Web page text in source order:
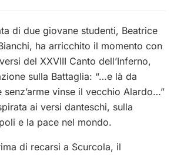
di due giovane studenti, Beatrice
ha arricchito il momento con
del XXVIII Canto dell’Inferno,
sulla Battaglia: “…e là da
vinse il vecchio Alardo…”
ai versi danteschi, sulla
e la pace nel mondo.
di recarsi a Scurcola, il